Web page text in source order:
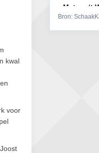
kwal
voor
Mat op ‘t
22 augustus
Bron: